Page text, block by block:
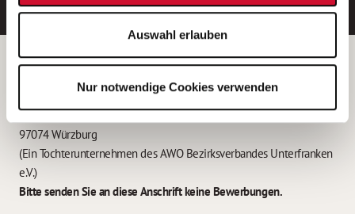
Auswahl erlauben
Nur notwendige Cookies verwenden
Betreiber der Webseite
Garitz Bewirtschaftungsbetriebe GmbH
Kantstraße 45a
97074 Würzburg
(Ein Tochterunternehmen des AWO Bezirksverbandes Unterfranken
e.V.)
Bitte senden Sie an diese Anschrift keine Bewerbungen.